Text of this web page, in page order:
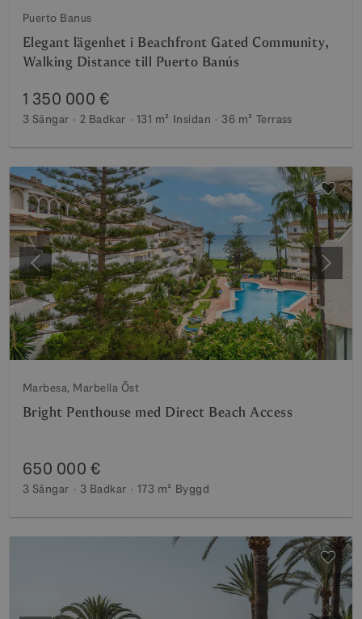
Puerto Banus
Elegant lägenhet i Beachfront Gated Community,
Walking Distance till Puerto Banús
1 350 000 €
3 Sängar 2 Badkar 131 m² Insidan 36 m² Terrass
Föregående Nästa
Marbesa, Marbella Öst
Bright Penthouse med Direct Beach Access
650 000 €
3 Sängar 3 Badkar 173 m² Byggd